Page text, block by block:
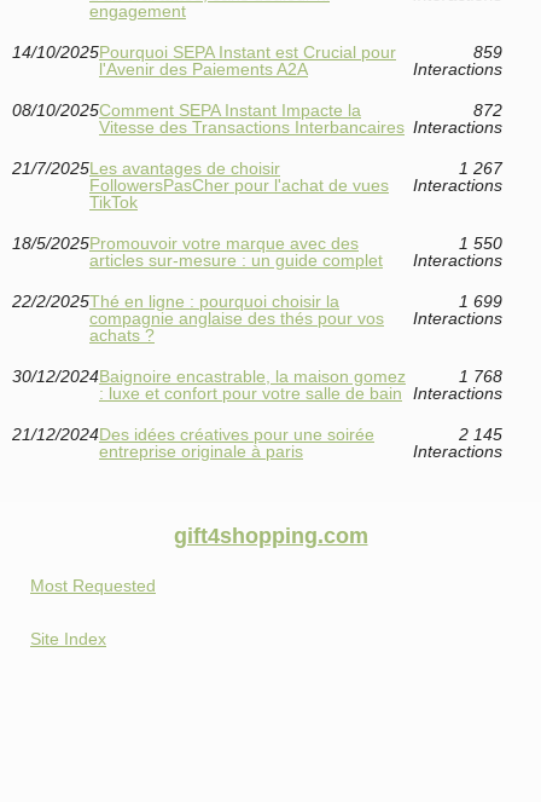
engagement
14/10/2025Pourquoi SEPA Instant est Crucial pour
l'Avenir des Paiements A2A
859
Interactions
08/10/2025Comment SEPA Instant Impacte la
Vitesse des Transactions Interbancaires
872
Interactions
21/7/2025Les avantages de choisir
FollowersPasCher pour l'achat de vues
TikTok
1 267
Interactions
18/5/2025Promouvoir votre marque avec des
articles sur-mesure : un guide complet
1 550
Interactions
22/2/2025Thé en ligne : pourquoi choisir la
compagnie anglaise des thés pour vos
achats ?
1 699
Interactions
30/12/2024Baignoire encastrable, la maison gomez
: luxe et confort pour votre salle de bain
1 768
Interactions
21/12/2024Des idées créatives pour une soirée
entreprise originale à paris
2 145
Interactions
gift4shopping.com
Most Requested
Site Index